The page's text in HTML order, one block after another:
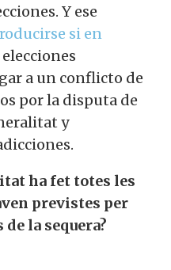
Y ese
si en
a un conflicto de
por la disputa de
y
ha fet totes les
previstes per
la sequera?